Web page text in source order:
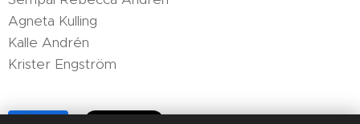
Agneta Kulling
Kalle Andrén
Krister Engström